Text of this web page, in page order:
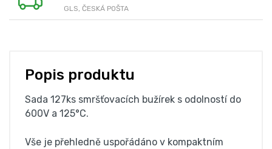
GLS, ČESKÁ POŠTA
Popis produktu
Sada 127ks smršťovacích bužírek s odolností do
600V a 125°C.
Vše je přehledně uspořádáno v kompaktním